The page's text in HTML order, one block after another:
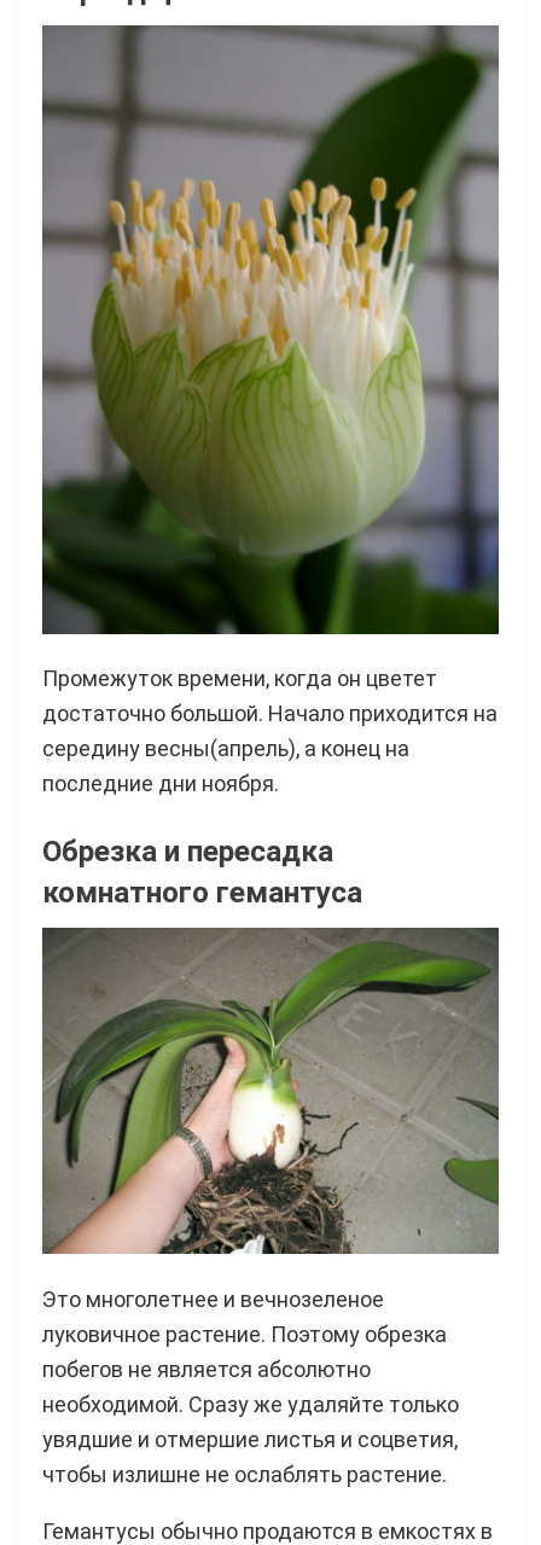
Промежуток времени, когда он цветет
достаточно большой. Начало приходится на
середину весны(апрель), а конец на
последние дни ноября.
Обрезка и пересадка
комнатного гемантуса
Это многолетнее и вечнозеленое
луковичное растение. Поэтому обрезка
побегов не является абсолютно
необходимой. Сразу же удаляйте только
увядшие и отмершие листья и соцветия,
чтобы излишне не ослаблять растение.
Гемантусы обычно продаются в емкостях в